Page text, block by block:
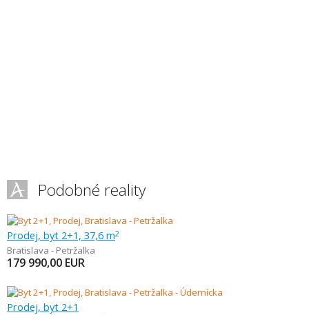
Podobné reality
Prodej, byt 2+1, 37,6 m2
Bratislava - Petržalka
179 990,00 EUR
Prodej, byt 2+1